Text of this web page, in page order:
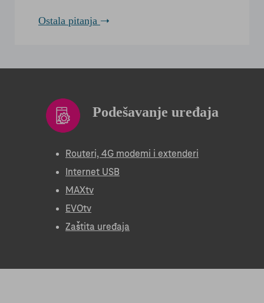
Ostala pitanja
Podešavanje uređaja
Routeri, 4G modemi i extenderi
Internet USB
MAXtv
EVOtv
Zaštita uređaja